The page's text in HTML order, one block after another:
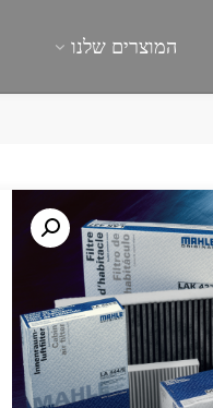
המוצרים שלנו